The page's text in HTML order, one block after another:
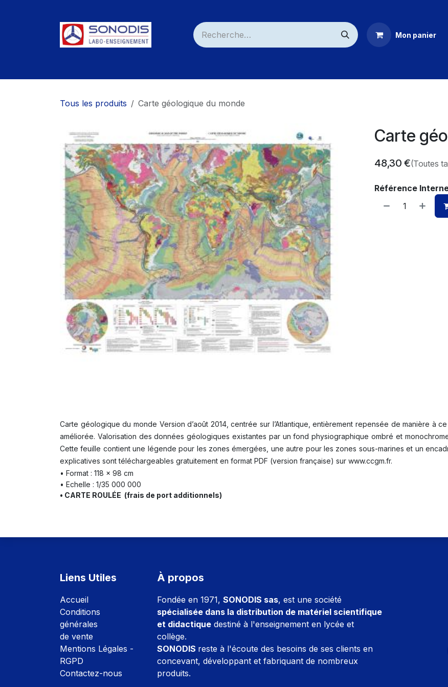
Mon panier
Tous les produits Carte géologique du monde
Carte
48,30 €(Toutes
Référence
Carte géologique du monde Version d’août 2014, centrée sur l’Atlantique, entièrement repensée de manière à
améliorée. Valorisation des données géologiques existantes par un fond physiographique ombré et
Cette feuille contient une légende pour les zones émergées, une autre pour les zones sous-marines et un
explicatives sont téléchargeables gratuitement en format PDF (version française) sur www.ccgm.fr.
• Format : 118 x 98 cm
• Echelle : 1/35 000 000
• CARTE ROULÉE (frais de port additionnels)
Liens Utiles
Accueil
Conditions
générales
de vente
Mentions Légales -
RGPD
Contactez-nous
À propos
Fondée en 1971, SONODIS sas, est une société
spécialisée dans la distribution de matériel scientifique
et didactique destiné à l'enseignement en lycée et
collège.
SONODIS reste à l'écoute des besoins de ses clients en
concevant, développant et fabriquant de nombreux
produits.